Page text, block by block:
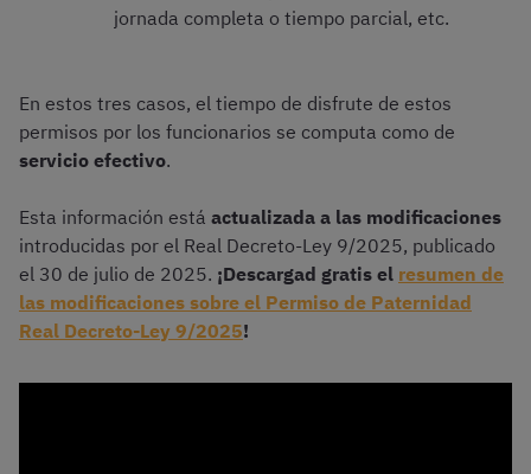
jornada completa o tiempo parcial, etc.
En estos tres casos, el tiempo de disfrute de estos
permisos por los funcionarios se computa como de
servicio efectivo.
Esta información está actualizada a las modificaciones
introducidas por el Real Decreto-Ley 9/2025, publicado
el 30 de julio de 2025. ¡Descargad gratis el resumen de
las modificaciones sobre el Permiso de Paternidad
Real Decreto-Ley 9/2025!